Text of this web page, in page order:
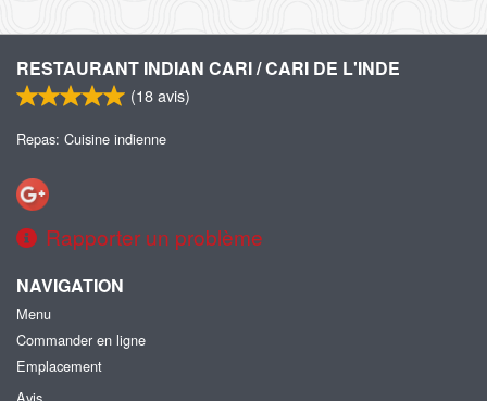
RESTAURANT INDIAN CARI / CARI DE L'INDE
(18avis)
Repas: Cuisine indienne
Rapporter un problème
NAVIGATION
Menu
Commander en ligne
Emplacement